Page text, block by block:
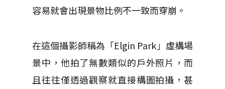
容易就會出現景物比例不一致而穿崩。
在這個攝影師稱為「Elgin Park」虛構場
景中，他拍了無數類似的戶外照片，而
且往往僅透過觀察就直接構圖拍攝，甚